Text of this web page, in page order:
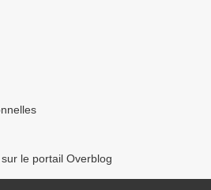
le portail Overblog